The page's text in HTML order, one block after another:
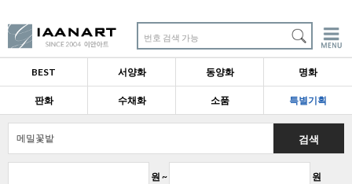
번호 검색 가능
BEST 서양화 동양화 명화
판화 수채화 소품 특별기획
원 ~ 원
검색